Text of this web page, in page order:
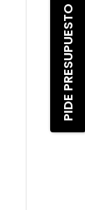
PIDE PRESUPUESTO